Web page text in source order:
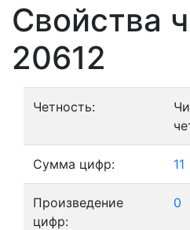
Свойства
20612
Четность:
Сумма цифр: 11
Произведение
цифр:
0